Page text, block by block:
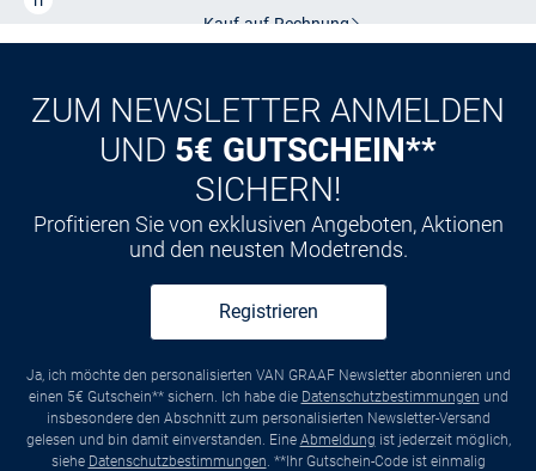
ZUM NEWSLETTER ANMELDEN
UND 5€ GUTSCHEIN**
SICHERN!
Profitieren Sie von exklusiven Angeboten, Aktionen
und den neusten Modetrends.
Registrieren
Ja, ich möchte den personalisierten VAN GRAAF Newsletter abonnieren und
einen 5€ Gutschein** sichern. Ich habe die Datenschutzbestimmungen und
insbesondere den Abschnitt zum personalisierten Newsletter-Versand
gelesen und bin damit einverstanden. Eine Abmeldung ist jederzeit möglich,
siehe Datenschutzbestimmungen . **Ihr Gutschein-Code ist einmalig